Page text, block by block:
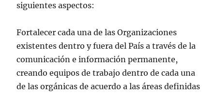
siguientes aspectos:
Fortalecer cada una de las Organizaciones
existentes dentro y fuera del País a través de la
comunicación e información permanente,
creando equipos de trabajo dentro de cada una
de las orgánicas de acuerdo a las áreas definidas